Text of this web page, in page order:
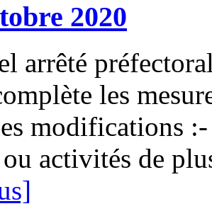
2020
arrêté
les
modifications
activités de